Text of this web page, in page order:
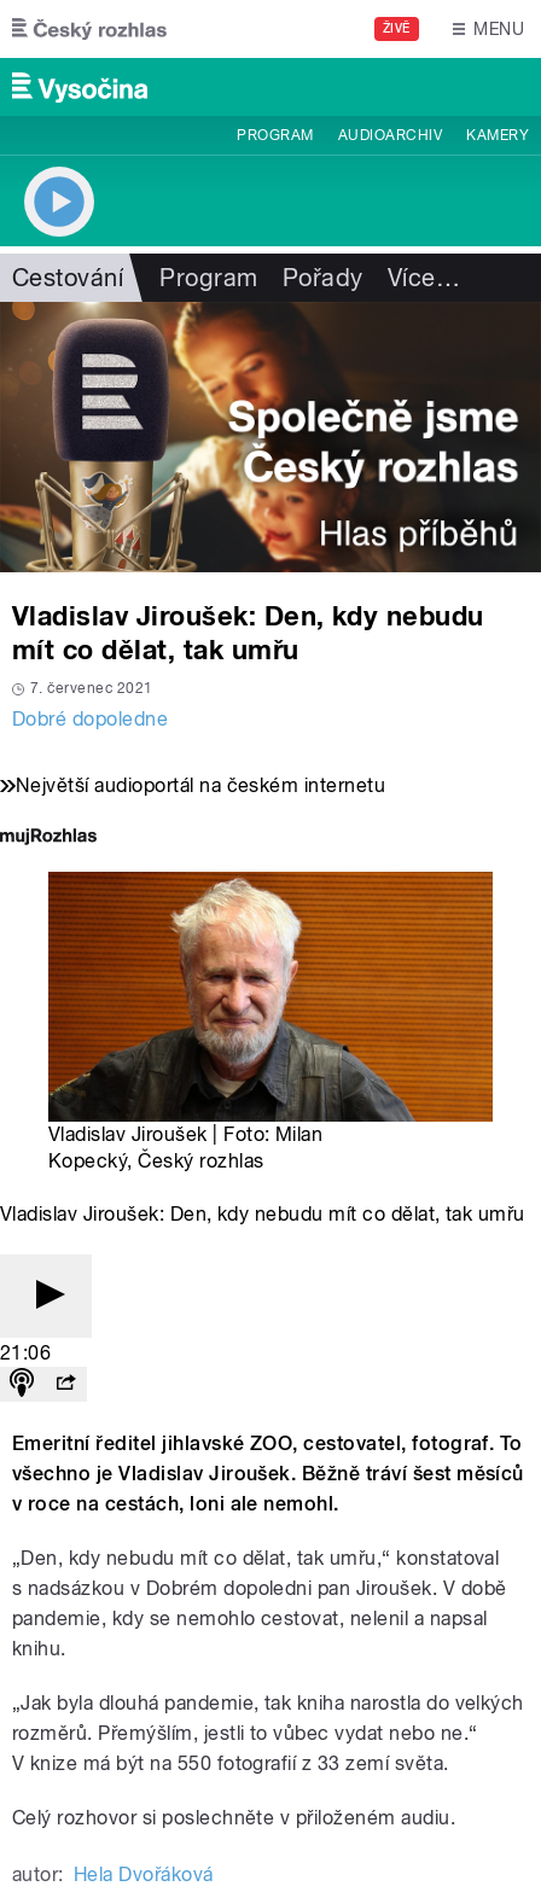
Přejít k hlavnímu obsahu
ŽIVĚ MENU
PROGRAM AUDIOARCHIV KAMERY
Cestování Program Pořady Více…
Vladislav Jiroušek: Den, kdy nebudu
mít co dělat, tak umřu
7. červenec 2021
Dobré dopoledne
Největší audioportál na českém internetu
Vladislav Jiroušek | Foto: Milan
Kopecký, Český rozhlas
Vladislav Jiroušek: Den, kdy nebudu mít co dělat, tak umřu
21:06
Emeritní ředitel jihlavské ZOO, cestovatel, fotograf. To
všechno je Vladislav Jiroušek. Běžně tráví šest měsíců
v roce na cestách, loni ale nemohl.
„Den, kdy nebudu mít co dělat, tak umřu,“ konstatoval
s nadsázkou v Dobrém dopoledni pan Jiroušek. V době
pandemie, kdy se nemohlo cestovat, nelenil a napsal
knihu.
„Jak byla dlouhá pandemie, tak kniha narostla do velkých
rozměrů. Přemýšlím, jestli to vůbec vydat nebo ne.“
V knize má být na 550 fotografií z 33 zemí světa.
Celý rozhovor si poslechněte v přiloženém audiu.
autor: Hela Dvořáková